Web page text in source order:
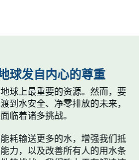
球发自内心的尊重
球上最重要的资源。然而，要
到水安全、净零排放的未来，
临着诸多挑战。
耗输送更多的水，增强我们抵
力，以及改善所有人的用水条